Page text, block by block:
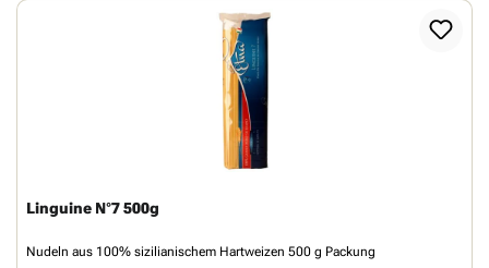
Linguine N°7 500g
Nudeln aus 100% sizilianischem Hartweizen 500 g Packung